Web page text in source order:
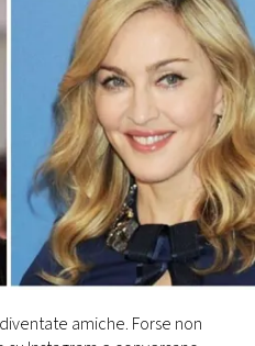
amiche. Forse non